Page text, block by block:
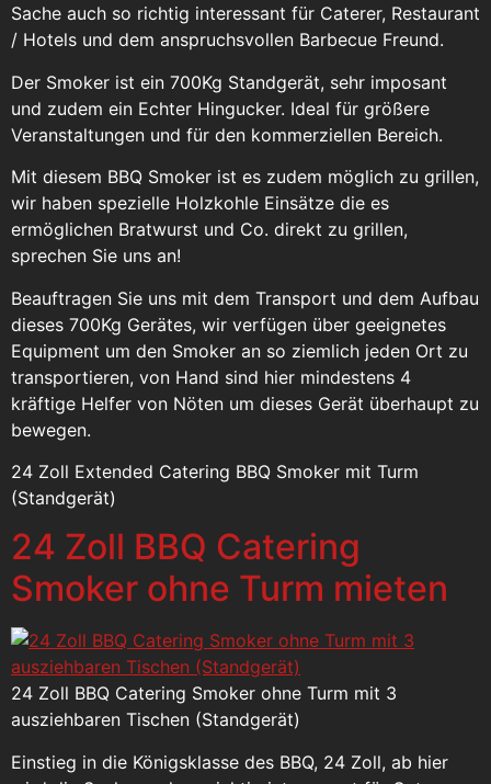
Sache auch so richtig interessant für Caterer, Restaurant
/ Hotels und dem anspruchsvollen Barbecue Freund.
Der Smoker ist ein 700Kg Standgerät, sehr imposant
und zudem ein Echter Hingucker. Ideal für größere
Veranstaltungen und für den kommerziellen Bereich.
Mit diesem BBQ Smoker ist es zudem möglich zu grillen,
wir haben spezielle Holzkohle Einsätze die es
ermöglichen Bratwurst und Co. direkt zu grillen,
sprechen Sie uns an!
Beauftragen Sie uns mit dem Transport und dem Aufbau
dieses 700Kg Gerätes, wir verfügen über geeignetes
Equipment um den Smoker an so ziemlich jeden Ort zu
transportieren, von Hand sind hier mindestens 4
kräftige Helfer von Nöten um dieses Gerät überhaupt zu
bewegen.
24 Zoll Extended Catering BBQ Smoker mit Turm
(Standgerät)
24 Zoll BBQ Catering
Smoker ohne Turm mieten
24 Zoll BBQ Catering Smoker ohne Turm mit 3
ausziehbaren Tischen (Standgerät)
Einstieg in die Königsklasse des BBQ, 24 Zoll, ab hier